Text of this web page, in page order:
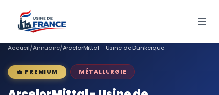
Accueil/Annuaire/ArcelorMittal - Usine de Dunkerque
PREMIUM MÉTALLURGIE